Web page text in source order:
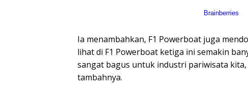
Ia menambahkan, F1 Powerboat juga
lihat di F1 Powerboat ketiga ini semakin
sangat bagus untuk industri pariwisata
tambahnya.